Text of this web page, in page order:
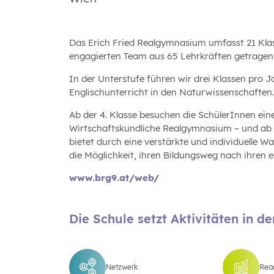
Das Erich Fried Realgymnasium umfasst 21
engagierten Team aus 65 Lehrkräften
In der Unterstufe führen wir drei Klassen pro
Englischunterricht in den Naturwissenschaften.
Ab der 4. Klasse besuchen die SchülerInnen
Wirtschaftskundliche Realgymnasium – und
bietet durch eine verstärkte und individuelle
die Möglichkeit, ihren Bildungsweg nach ihren
www.brg9.at/web/
Die Schule setzt Aktivitäten in
Netzwerk